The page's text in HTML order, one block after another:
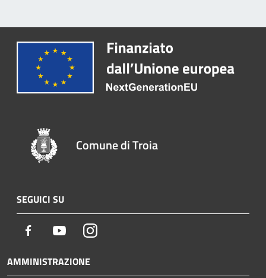
Comune di Troia
SEGUICI SU
Facebook YoutubeInstagram
AMMINISTRAZIONE